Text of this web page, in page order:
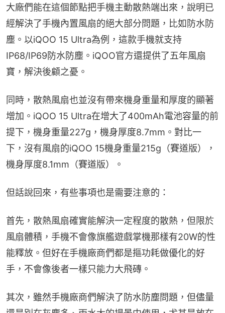
大廠們能在這個節點把手機主動散熱端出來，說明已
經解決了手機內置風扇的絕大部分問題，比如防水防
塵。以iQOO 15 Ultra為例，這款手機就支持
IP68/IP69防水防塵。iQOO官方還提供了五年風扇
寶，解決後顧之憂。
同時，散熱風扇也並沒有帶來機身重量和厚度的顯著
增加。iQOO 15 Ultra在增大了400mAh電池容量的前
提下，機身重量227g，機身厚度8.7mm。對比一
下，沒有風扇的iQOO 15機身重量215g（賽道版），
機身厚度8.1mm（賽道版）。
但話說回來，有些事項也是需要注意的：
首先，散熱風扇確實能解決一定程度的散熱，但限於
風扇體積，手機不會像旗艦遊戲掌機那樣有20W的性
能釋放。但好在手機廠商們都是摳功耗做優化的好
手，不會像後者一樣只能力大飛磚。
其次，雖然手機廠商們解決了防水防塵問題，但儘量